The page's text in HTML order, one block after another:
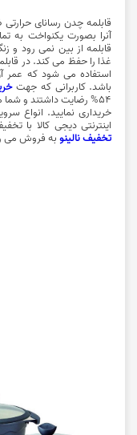
قابلمه چدن رسانای
آنرا بصورت یکنواخت
قابلمه از بین نمی رود و
غذا را حفظ می کند. در
استفاده می شود که عمر
باشد. کاربرانی که جهت
54% رضایت داشتند و شما میتوانید با
خریداری نمایید. انواع
اینترنتیدیجی کالا با
تخفیف نالینو به فروش می